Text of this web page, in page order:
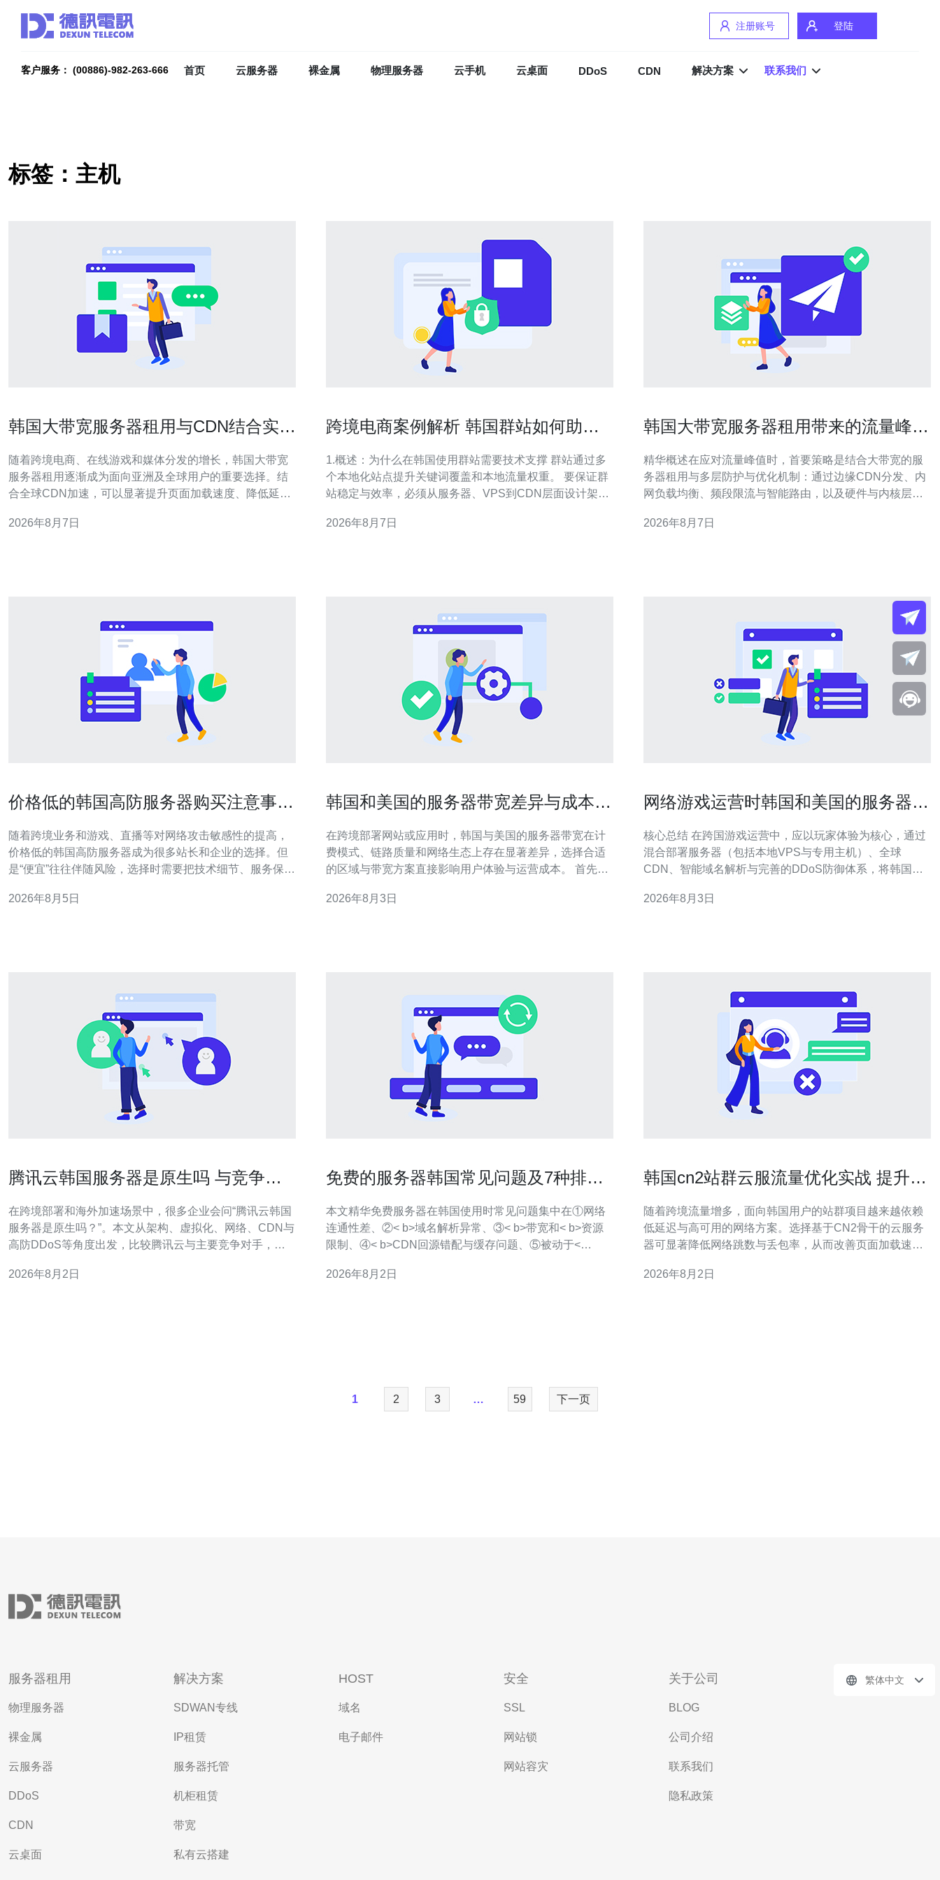
注册账号 登陆
客户服务： (00886)-982-263-666 首页 云服务器 裸金属 物理服务器 云手机 云桌面 DDoS CDN 解决方案 联系我们
标签：主机
韩国大带宽服务器租用与CDN结合实现
随着跨境电商、在线游戏和媒体分发的增长，韩国大带宽
服务器租用逐渐成为面向亚洲及全球用户的重要选择。结
合全球CDN加速，可以显著提升页面加载速度、降低延迟
峰值、端口速率、BGP多线接入和机房骨干网络。大带宽
2026年8月7日
跨境电商案例解析 韩国群站如何助力
1.概述：为什么在韩国使用群站需要技术支撑 群站通过多
个本地化站点提升关键词覆盖和本地流量权重。 要保证群
站稳定与效率，必须从服务器、VPS到CDN层面设计架
与WAF配置是防止流量互攻和停机的基础。 运营成本与性
2026年8月7日
韩国大带宽服务器租用带来的流量峰值
精华概述在应对流量峰值时，首要策略是结合大带宽的服
务器租用与多层防护与优化机制：通过边缘CDN分发、内
网负载均衡、频段限流与智能路由，以及硬件与内核层面
海外加速特别选择驻韩的韩国大带宽VPS或主机，并配合
2026年8月7日
价格低的韩国高防服务器购买注意事项
随着跨境业务和游戏、直播等对网络攻击敏感性的提高，
价格低的韩国高防服务器成为很多站长和企业的选择。但
是“便宜”往往伴随风险，选择时需要把技术细节、服务保障
具体指什么：除了标注的带宽数字，更关键的是清洗能力
2026年8月5日
韩国和美国的服务器带宽差异与成本控
在跨境部署网站或应用时，韩国与美国的服务器带宽在计
费模式、链路质量和网络生态上存在显著差异，选择合适
的区域与带宽方案直接影响用户体验与运营成本。 首先是
流量计费或包月包年不定量，而韩国本地供应商更常提供
2026年8月3日
网络游戏运营时韩国和美国的服务器如
核心总结 在跨国游戏运营中，应以玩家体验为核心，通过
混合部署服务器（包括本地VPS与专用主机）、全球
CDN、智能域名解析与完善的DDoS防御体系，将韩国与
自动弹性扩容与精细化监控来保障稳定性与低延迟，推荐
2026年8月3日
腾讯云韩国服务器是原生吗 与竞争对
在跨境部署和海外加速场景中，很多企业会问“腾讯云韩国
服务器是原生吗？”。本文从架构、虚拟化、网络、CDN与
高防DDoS等角度出发，比较腾讯云与主要竞争对手，为
下的含义：指云厂商是否在当地建设并直接运营数据中
2026年8月2日
免费的服务器韩国常见问题及7种排障
本文精华免费服务器在韩国使用时常见问题集中在①网络
连通性差、②< b>域名解析异常、③< b>带宽和< b>资源
限制、④< b>CDN回源错配与缓存问题、⑤被动于<
连通性检查、资源与进程监控、DNS与解析链路排查、端
2026年8月2日
韩国cn2站群云服流量优化实战 提升转
随着跨境流量增多，面向韩国用户的站群项目越来越依赖
低延迟与高可用的网络方案。选择基于CN2骨干的云服务
器可显著降低网络跳数与丢包率，从而改善页面加载速度
务器或VPS。建议选择韩国本地或邻近地区（韩国、香
2026年8月2日
1 2 3 … 59 下一页
服务器租用
物理服务器
裸金属
云服务器
DDoS
CDN
云桌面
解决方案
SDWAN专线
IP租赁
服务器托管
机柜租赁
带宽
私有云搭建
HOST
域名
电子邮件
安全
SSL
网站锁
网站容灾
关于公司
BLOG
公司介绍
联系我们
隐私政策
繁体中文